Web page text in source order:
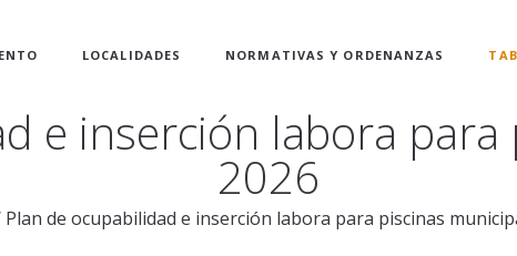
LOCALIDADES NORMATIVAS Y ORDENANZAS
e inserción labora
2026
Plan de ocupabilidad e inserción labora para piscinas